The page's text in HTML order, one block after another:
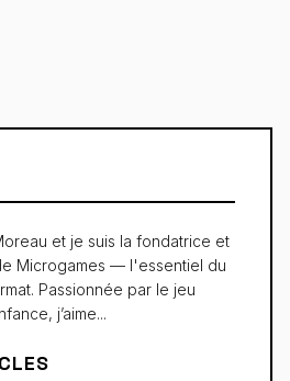
et je suis la fondatrice et
Microgames — l'essentiel du
Passionnée par le jeu
j’aime...